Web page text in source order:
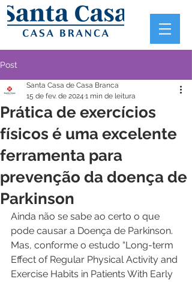
Post
Prática de exercícios
físicos é uma excelente
ferramenta para
prevenção da doença de
Parkinson
Santa Casa de Casa Branca
15 de fev. de 2024 1 min de leitura
Ainda não se sabe ao certo o que
pode causar a Doença de Parkinson.
Mas, conforme o estudo “Long-term
Effect of Regular Physical Activity and
Exercise Habits in Patients With Early